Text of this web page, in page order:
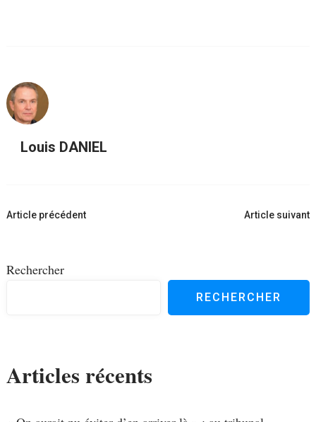
Louis DANIEL
Navigation
Article précédent Article suivant
Rechercher
RECHERCHER
Articles récents